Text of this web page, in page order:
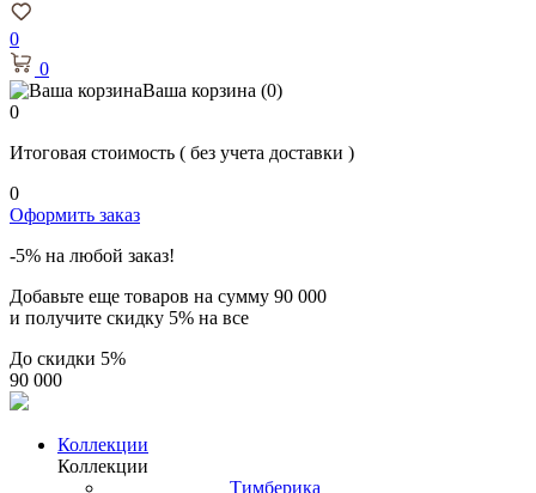
0
0
Ваша корзина (0)
0
Итоговая стоимость ( без учета доставки )
0
Оформить заказ
-5% на любой заказ!
Добавьте еще товаров на сумму 90 000
и получите скидку 5% на все
До скидки 5%
90 000
Коллекции
Коллекции
Тимберика